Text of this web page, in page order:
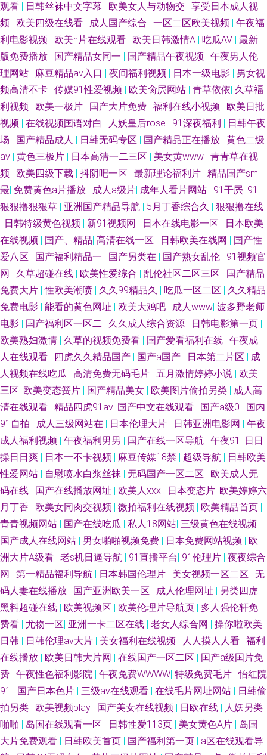
观看 | 日韩丝袜中文字幕 | 欧美女人与动物交 | 享受日本成人视
频 | 欧美四级在线看 | 成人国产综合 | 一区二区欧美视频 | 午夜福
利电影视频 | 欧美h片在线观看 | 欧美日韩激情A | 吃瓜AV | 最新
版免费播放 | 国产精品女同一 | 国产精品午夜视频 | 午夜男人伦
理网站 | 麻豆精品av入口 | 夜间福利视频 | 日本一级电影 | 男女视
频高清不卡 | 传媒91性爱视频 | 欧美肏屄网站 | 青草依依| 久草褔
利视频 | 欧美一极片 | 国产大片免费 | 福利在线小视频 | 欧美日批
视频 | 在线视频国语对白 | 人妖皇后rose | 91深夜福利 | 日韩午夜
场 | 国产精品成人 | 日韩无码专区 | 国产精品正在播放 | 黄色二级
av | 黄色三极片 | 日本高清一二三区 | 美女黄www | 青青草在视
频 | 欧美四级下载 | 抖阴吧一区 | 最新理论福利片 | 精品国产sm
最| 免费黄色a片播放 | 成人a级片| 成年人看片网站 | 91干屄| 91
狠狠撸狠狠草 | 亚洲国产精品导航 | 5月丁香综合久 | 狠狠撸在线
| 日韩特级黄色视频 | 新91视频网 | 日本在线电影一区 | 日本欧美
在线视频 | 国产、精品| 高清在线一区 | 日韩欧美在线网 | 国产性
爱八区 | 国产福利精品一 | 国产另类在 | 国产熟女乱伦 | 91视频官
网 | 久草超碰在线 | 欧美性爱综合 | 乱伦社区二区三区 | 国产精品
免费大片 |性欧美潮喷 | 久久99精品久 | 吃瓜一区二区 | 久久精品
免费电影 | 能看的黄色网址 | 欧美大鸡吧 | 成人www| 波多野老师
电影 | 国产福利区一区二 | 久久成人综合资源 | 日韩电影第一页 |
欧美熟妇激情 | 久草的视频免费看 | 国产爱看福利在线 | 午夜成
人在线观看 | 四虎久久精品国产 | 国产a国产 | 日本第二片区 | 成
人视频在线吃瓜 | 高清免费无码毛片 | 五月激情婷婷小说 | 欧美
三区| 欧美变态簧片 | 国产精品美女 | 欧美图片偷拍另类 | 成人高
清在线观看 | 精品四虎91av| 国产中文在线观看 | 国产a级0 | 国内
91自拍 | 成人三级网站在 | 日本伦理大片 | 日韩亚洲电影网 | 午夜
成人福利视频 | 午夜福利男男 | 国产在线一区导航 | 午夜91 | 日日
操日日爽 | 日本一不卡视频 | 麻豆传媒18禁 | 超级导航 | 日韩欧美
性爱网站 | 自慰喷水白浆丝袜 | 无码国产一区二区 | 欧美成人无
码在线 | 国产在线播放网址 | 欧美人xxx | 日本变态片| 欧美婷婷六
月丁香 | 欧美女同肉交视频 | 微拍福利在线视频 | 欧美精品首页 |
青青视频网站 | 国产在线吃瓜 | 私人18网站| 三级黄色在线视频 |
国产成人在线网站 | 男女啪啪视频免费 | 日本免费网站视频 | 欧
洲大片A级看 | 老s机日逼导航 | 91直播平台| 91伦理片 | 夜夜综合
网 | 第一精品福利导航 | 日本韩国伦理片 | 美女视频一区二区 | 无
码人妻在线播放 | 国产亚洲欧美一区 | 成人伦理网址 | 另类四虎|
黑料超碰在线 | 欧美视频区 | 欧美伦理片导航页 | 多人强伦轩免
费看 | 尤物一区| 亚洲一卡二区在线 | 老女人综合网 | 操你啦欧美
日韩 | 日韩伦理av大片 | 美女福利在线视频 | 人人摸人人看 | 福利
在线播放 | 欧美日韩大片网 | 在线国产一区二区 | 国产a级国片免
费 | 午夜性色福利影院 | 午夜免费WWWW| 特级免费毛片 |怡红院
91 | 国产日本色片 | 三级av在线观看 | 在线毛片网址网站 | 日韩偷
拍另类 | 欧美视频play | 国产美女在线视频 | 日欧在线 | 人妖另类
啪啪 | 岛国在线观看一区 | 日韩性爱113页 | 美女黄色A片 | 岛国
大片免费观看 | 日韩欧美首页 | 国产福利第一页 | a区在线观看导